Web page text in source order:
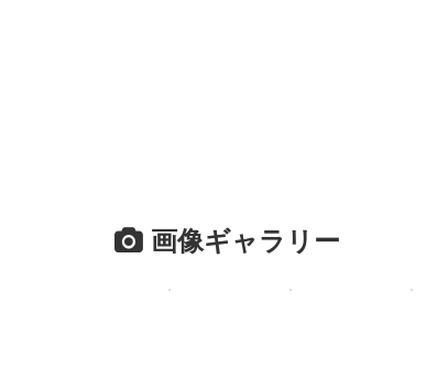
画像ギャラリー